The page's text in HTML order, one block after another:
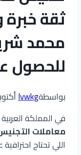
ثقة خبرة
محمد
للحصول
بواسطةlvwkgأكتوبر 18,
في المملكة
معاملات
اللي تحتاج